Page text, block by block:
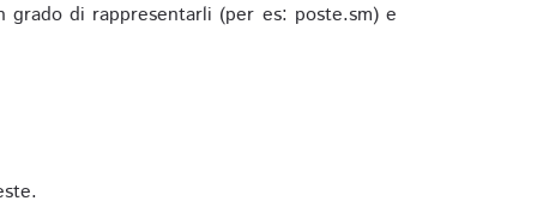
di rappresentarli (per es: poste.sm) e